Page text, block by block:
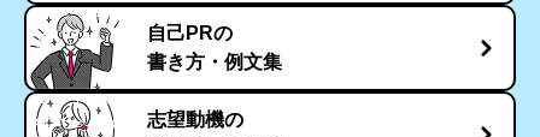
自己PRの
書き方・例文集
志望動機の